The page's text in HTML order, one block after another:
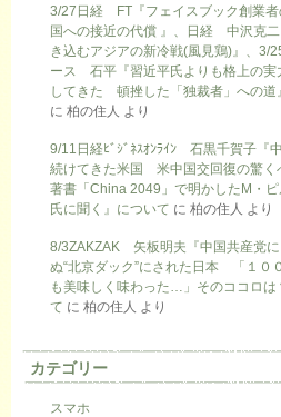
3/27日経 FT『フェイスブック創業
国への接近の代償 』、日経 中沢克二
き込むアジアの新冷戦(風見鶏)』、3/
ース 石平『習近平氏よりも格上の実
してきた 頓挫した「独裁者」への道
に 柏の住人 より
9/11日経ﾋﾞｼﾞﾈｽｵﾝﾗｲﾝ 石黒千賀子『
続けてきた米国 米中国交回復の驚く
著書「China 2049」で明かしたM・ピ
氏に聞く』について に 柏の住人 より
8/3ZAKZAK 矢板明夫『中国共産党に
ぬ“北京ダック”にされた日本 「１０
も美味しく味わった…」そのココロは
て に 柏の住人 より
カテゴリー
スマホ